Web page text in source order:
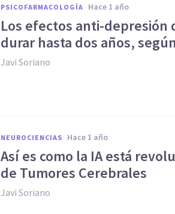
PSICOFARMACOLOGÍA hace 1 año
Los efectos anti-depresión
durar hasta dos años,
Javi Soriano
NEUROCIENCIAS hace 1 año
Así es como la IA está
de Tumores Cerebrales
Javi Soriano